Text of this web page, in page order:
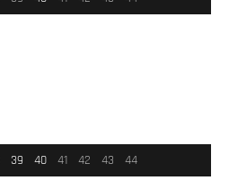
39 40 41 42 43 44